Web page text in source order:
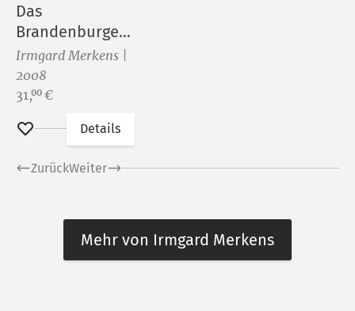
Das
Brandenburger
Tor im
Regenwald,
Blatt 3
Irmgard Merkens |
2008
Preis:
31,00 €
Merken
Details
ZurückWeiter
Mehr von Irmgard Merkens